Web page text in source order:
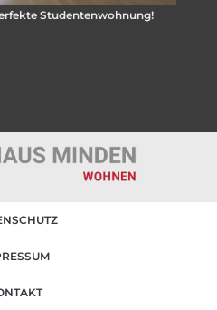
Studentenwohnung!